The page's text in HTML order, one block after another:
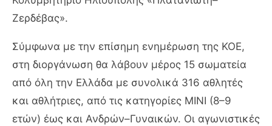
Ζερδέβας».
Σύμφωνα με την επίσημη ενημέρωση της ΚΟΕ,
στη διοργάνωση θα λάβουν μέρος 15 σωματεία
από όλη την Ελλάδα με συνολικά 316 αθλητές
και αθλήτριες, από τις κατηγορίες ΜΙΝΙ (8–9
ετών) έως και Ανδρών–Γυναικών. Οι αγωνιστικές